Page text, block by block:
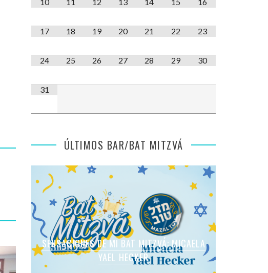
17 18 19 20 21 22 23
24 25 26 27 28 29 30
31
ÚLTIMOS BAR/BAT MITZVÁ
SENSACIONES DE MI BAT MITZVÁ: MICAELA
YAEL HECKER
SENSACIONES DE MI BAT MITZVÁ: MARTINA
SOL LEVY
SENSACIONES DE MI BAT MITZVÁ: MICAELA
ROMANO APFELBAUM
SENSACIONES DE MI BAT MITZVÁ: VIOLETA
LIEBMAN
SENSACIONES EN MI BAR MITZVÁ: VITALI
GUIDA